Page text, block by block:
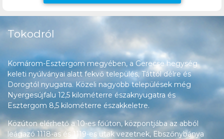
Tokodról
Komárom-Esztergom megyében, a Gerecse hegység
keleti nyúlványai alatt fekvő település, Táttól délre és
Dorogtól nyugatra. Közeli nagyobb települések még
Nyergesújfalu 12,5 kilométerre északnyugatra és
Esztergom 8,5 kilométerre északkeletre.
Közúton elérhető a 10-es főúton, központjába az abból
leágazó 1118-as és 1119-es utak vezetnek, Ebszőnybánya